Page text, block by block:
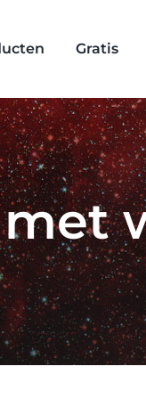
Gratis